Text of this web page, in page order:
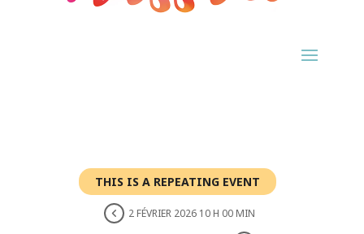
THIS IS A REPEATING EVENT
2 FÉVRIER 2026 10 H 00 MIN